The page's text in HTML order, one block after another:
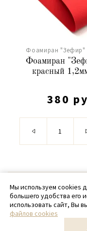
Фоамиран "Зефир"
Фоамиран
красный
380
©
+ 7
Мы используем cookies
большего удобства его
использовать сайт, Вы
файлов cookies